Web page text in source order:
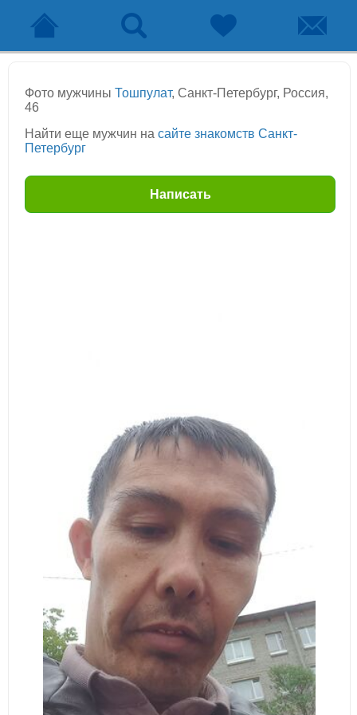
Фото мужчины Тошпулат, Санкт-Петербург, Россия,
46
Найти еще мужчин на сайте знакомств Санкт-
Петербург
Написать